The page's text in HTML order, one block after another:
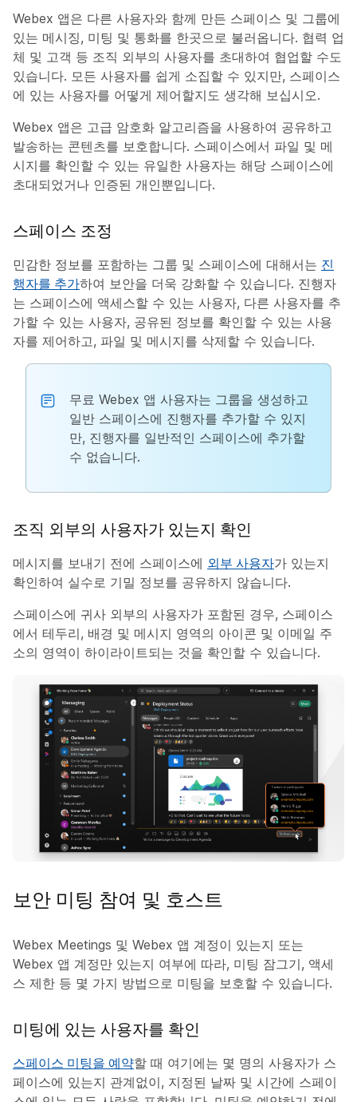
Webex 앱은 다른 사용자와 함께 만든 스페이스 및 그룹에
있는 메시징, 미팅 및 통화를 한곳으로 불러옵니다. 협력 업
체 및 고객 등 조직 외부의 사용자를 초대하여 협업할 수도
있습니다. 모든 사용자를 쉽게 소집할 수 있지만, 스페이스
에 있는 사용자를 어떻게 제어할지도 생각해 보십시오.
Webex 앱은 고급 암호화 알고리즘을 사용하여 공유하고
발송하는 콘텐츠를 보호합니다. 스페이스에서 파일 및 메
시지를 확인할 수 있는 유일한 사용자는 해당 스페이스에
초대되었거나 인증된 개인뿐입니다.
스페이스 조정
민감한 정보를 포함하는 그룹 및 스페이스에 대해서는 진
행자를 추가하여 보안을 더욱 강화할 수 있습니다. 진행자
는 스페이스에 액세스할 수 있는 사용자, 다른 사용자를 추
가할 수 있는 사용자, 공유된 정보를 확인할 수 있는 사용
자를 제어하고, 파일 및 메시지를 삭제할 수 있습니다.
무료 Webex 앱 사용자는 그룹을 생성하고
일반 스페이스에 진행자를 추가할 수 있지
만, 진행자를 일반적인 스페이스에 추가할
수 없습니다.
조직 외부의 사용자가 있는지 확인
메시지를 보내기 전에 스페이스에 외부 사용자가 있는지
확인하여 실수로 기밀 정보를 공유하지 않습니다.
스페이스에 귀사 외부의 사용자가 포함된 경우, 스페이스
에서 테두리, 배경 및 메시지 영역의 아이콘 및 이메일 주
소의 영역이 하이라이트되는 것을 확인할 수 있습니다.
보안 미팅 참여 및 호스트
Webex Meetings 및 Webex 앱 계정이 있는지 또는
Webex 앱 계정만 있는지 여부에 따라, 미팅 잠그기, 액세
스 제한 등 몇 가지 방법으로 미팅을 보호할 수 있습니다.
미팅에 있는 사용자를 확인
스페이스 미팅을 예약할 때 여기에는 몇 명의 사용자가 스
페이스에 있는지 관계없이, 지정된 날짜 및 시간에 스페이